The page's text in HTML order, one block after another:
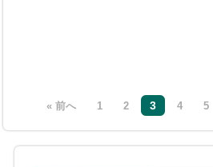
« 前へ 1 2 3 4 5